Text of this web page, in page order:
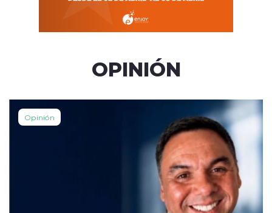
OPINIÓN
Opinión